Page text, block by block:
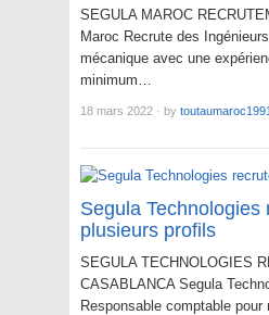
SEGULA MAROC
Maroc Recrute des
mécanique avec une
minimum…
18 mars 2022 · by toutaumaroc1991
Segula Technologies
plusieurs profils
SEGULA TECHNOLOGIES
CASABLANCA Segula
Responsable comptable pour